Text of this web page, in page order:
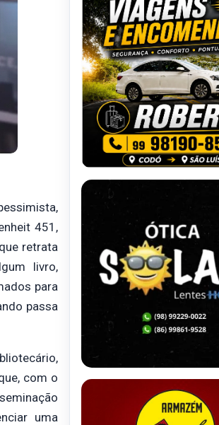
451,
retrata
livro,
para
passa
com o
uma